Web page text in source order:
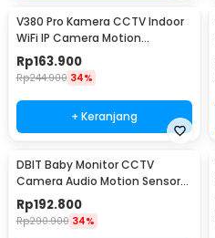
V380 Pro Kamera CCTV Indoor
WiFi IP Camera Motion
Detection 1MP 720P - Q6X
Rp163.900
Rp244.900 34%
+ Keranjang
DBIT Baby Monitor CCTV
Camera Audio Motion Sensor
WiFi 1080P 2MP - SPT-IDC-99
Rp192.800
Rp290.900 34%